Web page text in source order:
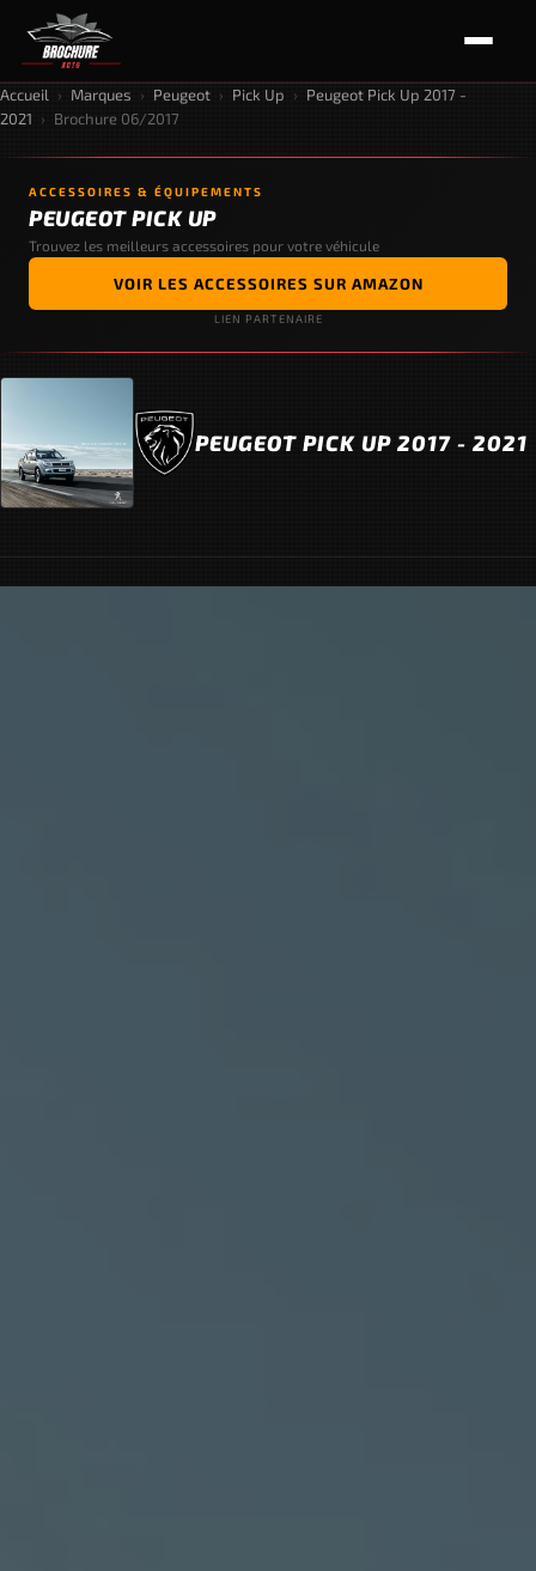
Accueil › Marques › Peugeot › Pick Up › Peugeot Pick Up 2017 -
2021 › Brochure 06/2017
ACCESSOIRES & ÉQUIPEMENTS
PEUGEOT PICK UP
Trouvez les meilleurs accessoires pour votre véhicule
VOIR LES ACCESSOIRES SUR AMAZON
LIEN PARTENAIRE
PEUGEOT PICK UP 2017 - 2021